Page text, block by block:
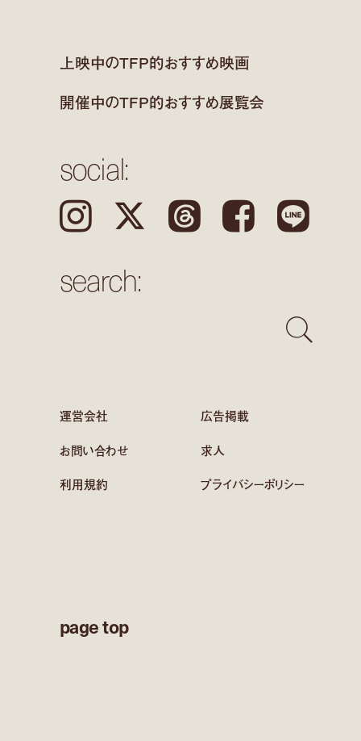
上映中のTFP的おすすめ映画
開催中のTFP的おすすめ展覧会
social:
Instagram 𝕏 Threads Facebook LINE
search:
運営会社
広告掲載
お問い合わせ
求人
利用規約 プライバシーポリシー
page top